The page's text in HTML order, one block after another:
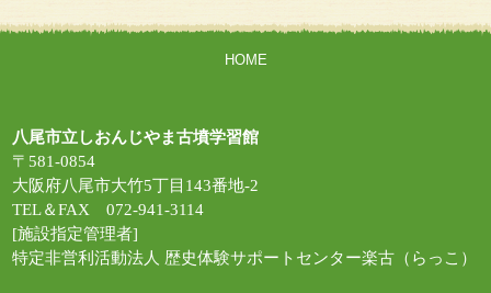
HOME
八尾市立しおんじやま古墳学習館
〒581-0854
大阪府八尾市大竹5丁目143番地-2
TEL＆FAX 072-941-3114
[施設指定管理者]
特定非営利活動法人 歴史体験サポートセンター楽古（らっこ）